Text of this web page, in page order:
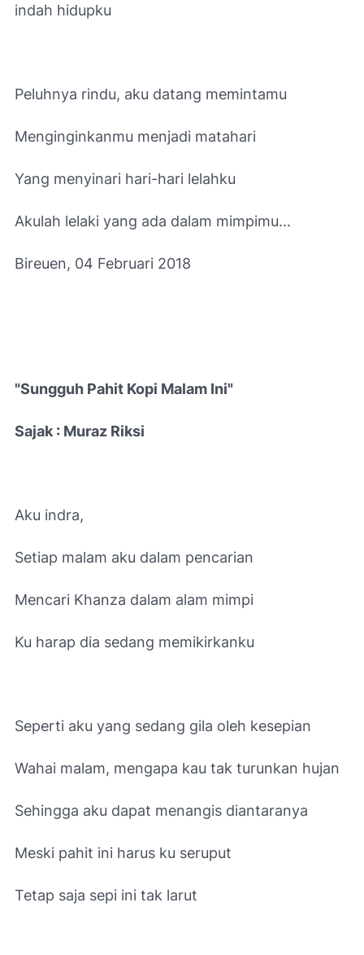
indah hidupku
Peluhnya rindu, aku datang memintamu
Menginginkanmu menjadi matahari
Yang menyinari hari-hari lelahku
Akulah lelaki yang ada dalam mimpimu...
Bireuen, 04 Februari 2018
"Sungguh Pahit Kopi Malam Ini"
Sajak : Muraz Riksi
Aku indra,
Setiap malam aku dalam pencarian
Mencari Khanza dalam alam mimpi
Ku harap dia sedang memikirkanku
Seperti aku yang sedang gila oleh kesepian
Wahai malam, mengapa kau tak turunkan hujan
Sehingga aku dapat menangis diantaranya
Meski pahit ini harus ku seruput
Tetap saja sepi ini tak larut